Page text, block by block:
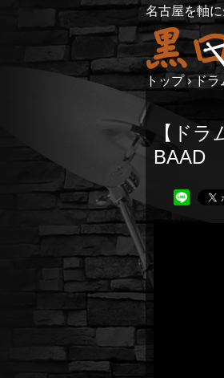
名古屋を軸
トップ › ドラ
【ド
BAAD